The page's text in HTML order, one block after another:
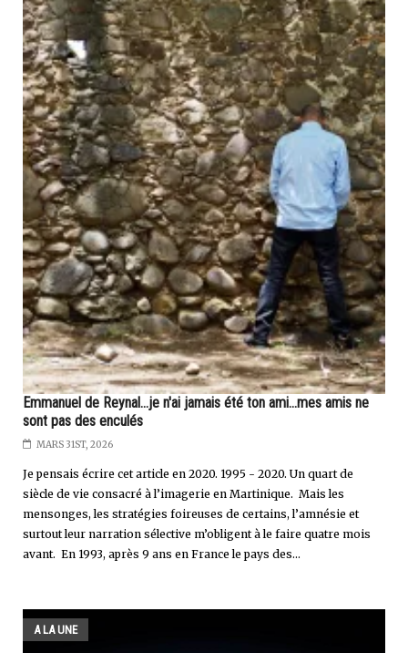
Emmanuel de Reynal...je n'ai jamais été ton ami...mes amis ne
sont pas des enculés
MARS 31ST, 2026
Je pensais écrire cet article en 2020. 1995 - 2020. Un quart de
siècle de vie consacré à l’imagerie en Martinique. Mais les
mensonges, les stratégies foireuses de certains, l’amnésie et
surtout leur narration sélective m’obligent à le faire quatre mois
avant. En 1993, après 9 ans en France le pays des...
A LA UNE